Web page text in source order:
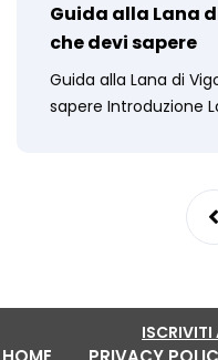
Guida alla Lana
che devi sapere
Guida alla Lana di
sapere Introduzione
ISCRIVITI